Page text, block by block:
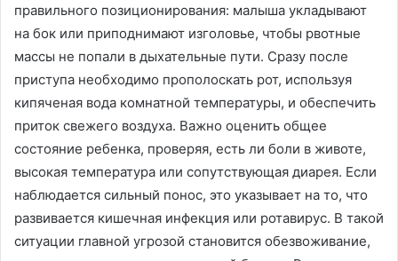
правильного позиционирования: малыша укладывают
на бок или приподнимают изголовье, чтобы рвотные
массы не попали в дыхательные пути. Сразу после
приступа необходимо прополоскать рот, используя
кипяченая вода комнатной температуры, и обеспечить
приток свежего воздуха. Важно оценить общее
состояние ребенка, проверяя, есть ли боли в животе,
высокая температура или сопутствующая диарея. Если
наблюдается сильный понос, это указывает на то, что
развивается кишечная инфекция или ротавирус. В такой
ситуации главной угрозой становится обезвоживание,